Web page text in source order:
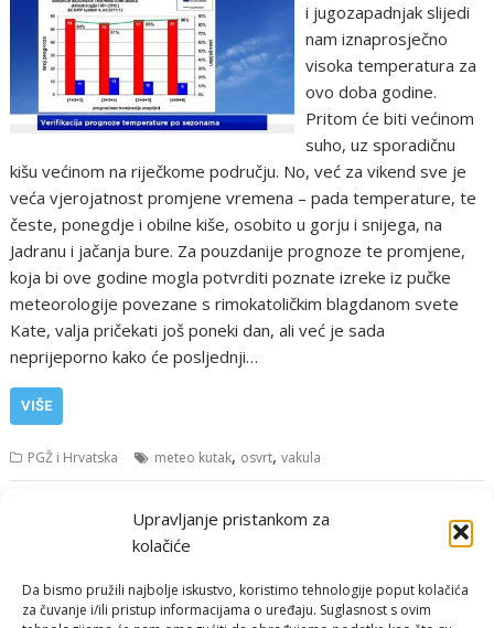
Upravljanje pristankom za
kolačiće
Da bismo pružili najbolje iskustvo, koristimo tehnologije poput kolačića
za čuvanje i/ili pristup informacijama o uređaju. Suglasnost s ovim
i jugozapadnjak slijedi
nam iznaprosječno
visoka temperatura za
ovo doba godine.
Pritom će biti većinom
suho, uz sporadičnu
kišu većinom na riječkome području. No, već za vikend sve je
veća vjerojatnost promjene vremena – pada temperature, te
česte, ponegdje i obilne kiše, osobito u gorju i snijega, na
Jadranu i jačanja bure. Za pouzdanije prognoze te promjene,
koja bi ove godine mogla potvrditi poznate izreke iz pučke
meteorologije povezane s rimokatoličkim blagdanom svete
Kate, valja pričekati još poneki dan, ali već je sada
neprijeporno kako će posljednji…
VIŠE
PGŽ i Hrvatska meteo kutak, osvrt,vakula
Navigacija
Starije objave